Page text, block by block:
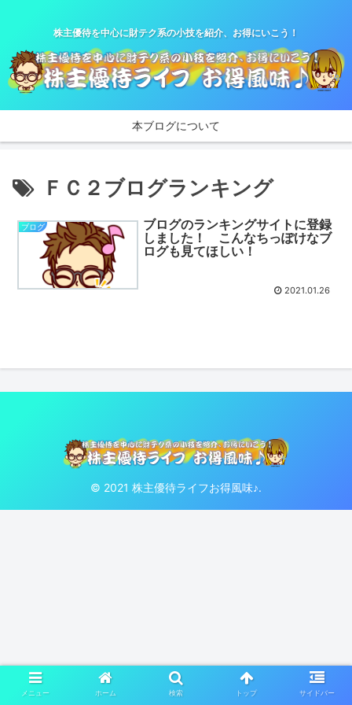
株主優待を中心に財テク系の小技を紹介、お得にいこう！
本ブログについて
ＦＣ２ブログランキング
ブログ
ブログのランキングサイトに登録
しました！ こんなちっぽけなブ
ログも見てほしい！
2021.01.26
© 2021 株主優待ライフお得風味♪.
メニュー ホーム 検索 トップ サイドバー